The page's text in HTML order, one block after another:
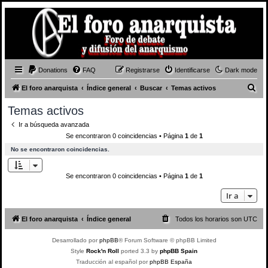
Dark mode
Donations FAQ Identificarse
Registrarse
El foro anarquista Índice general Buscar Temas activos
Temas activos
Ir a búsqueda avanzada
Se encontraron 0 coincidencias • Página 1de 1
No se encontraron coincidencias.
Se encontraron 0 coincidencias • Página 1de 1
Ir a
El foro anarquista Índice general Todos los horarios son UTC
Desarrollado porphpBB® Forum Software © phpBB Limited
Style Rock'n Roll ported 3.3 by phpBB Spain
Traducción al español porphpBB España